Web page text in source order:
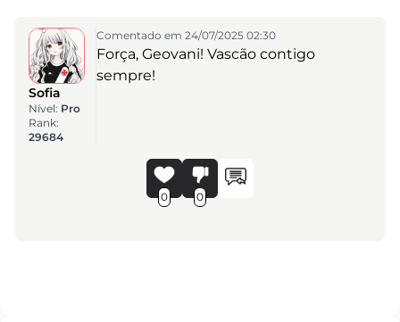
Sofia
Nível: Pro
Rank:
29684
Comentado em 24/07/2025 02:30
Força, Geovani! Vascão contigo
sempre!
0 0